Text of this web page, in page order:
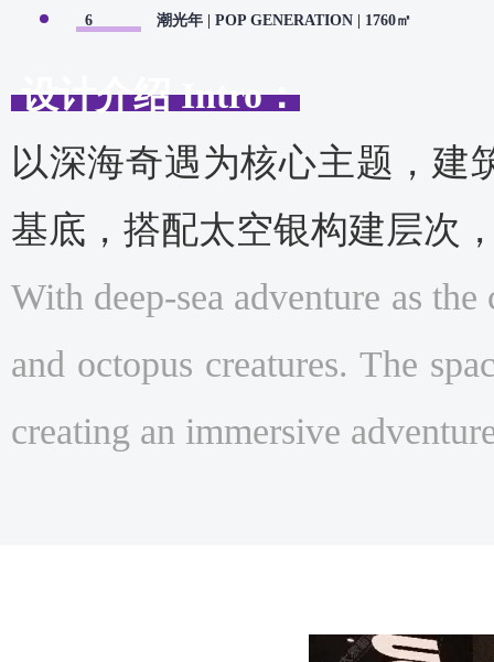
6 潮光年 | POP GENERATION | 1760㎡
设计介绍 Intro：
以深海奇遇为核心主题，建
基底，搭配太空银构建层次
With deep-sea adventure as
and octopus creatures. The
creating an immersive